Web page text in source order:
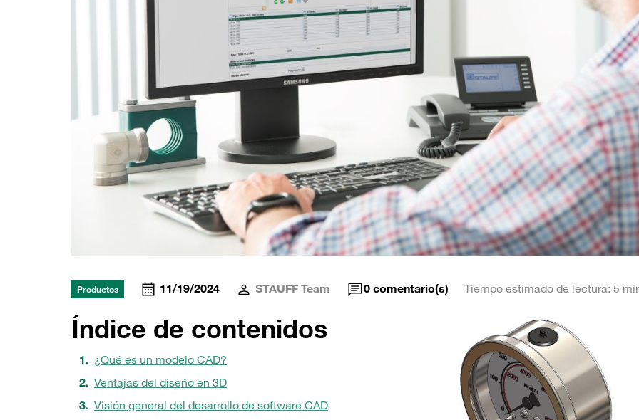
Productos 11/19/2024 STAUFF Team 0comentario(s) Tiempo estimado de lectura: 5
Índice de contenidos
¿Qué es un modelo CAD?
Ventajas del diseño en 3D
Visión general del desarrollo de software CAD